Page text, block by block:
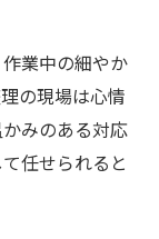
業中の細やか
の現場は心情
みのある対応
任せられると